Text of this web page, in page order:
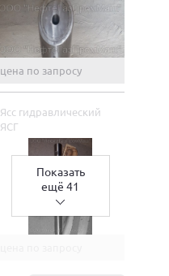
цена по запросу
Ясс гидравлический
ЯСГ
Показать
ещё 41